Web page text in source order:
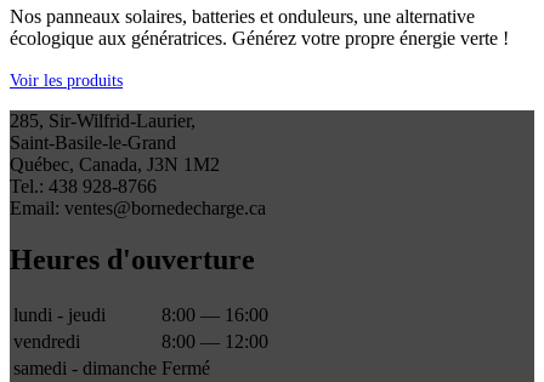
Nos panneaux solaires, batteries et onduleurs, une alternative
écologique aux génératrices. Générez votre propre énergie verte !
Voir les produits
285, Sir-Wilfrid-Laurier,
Saint-Basile-le-Grand
Québec, Canada, J3N 1M2
Tel.: 438 928-8766
Email: ventes@bornedecharge.ca
Heures d'ouverture
lundi - jeudi
8:00 — 16:00
vendredi
8:00 — 12:00
samedi - dimanche Fermé